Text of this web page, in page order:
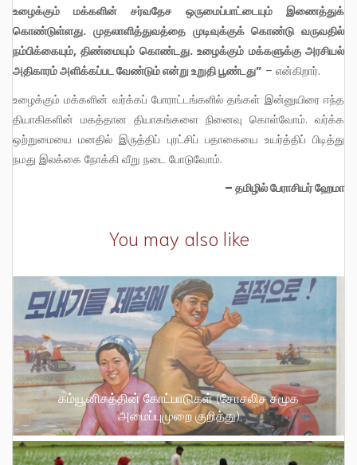
உழைக்கும் மக்களின் சர்வதேச ஒருமைப்பாட்டையும் இணைத்துக்
கொண்டுள்ளது. முதலாளித்துவத்தை முடிவுக்குக் கொண்டு வருவதில்
நம்பிக்கையும், திண்மையும் கொண்டது. உழைக்கும் மக்களுக்கு அரசியல்
அதிகாரம் அளிக்கப்பட வேண்டும் என்று உறுதி பூண்டது” – என்கிறார்.
உழைக்கும் மக்களின் வர்க்கப் போராட்டங்களில் தங்கள் இன்னுயிரை ஈந்த
தியாகிகளின் மகத்தான தியாகங்களை நினைவு கொள்வோம். வர்க்க
ஒற்றுமையை மனதில் இருத்திப் புரட்சிப் பதாகையை உயர்த்திப் பிடித்து
நமது இலக்கை நோக்கி வீறு நடை போடுவோம்.
– தமிழில் பேராசியர் ஹேமா
You may also like
கம்யூனிசத்தின் கோட்பாடுகள் (சோசலிச சமூக
அமைப்புமுறை குறித்து)